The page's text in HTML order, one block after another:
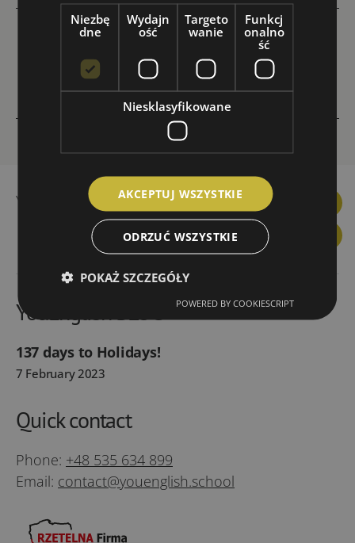
Tongue twisters: 10-sentence Workout Plan to
keep your Polish in shape this Spring
All languages online
YouEnglish prices
Facebook
LinkedinInstagramYouTube
YouEnglish BLOG
137 days to Holidays!
7 February 2023
Quick contact
Phone: +48 535 634 899
Email: contact@youenglish.school
Niezbę
dne
Wydajn
ość
Targeto
wanie
Funkcj
onalno
ść
Niesklasyfikowane
AKCEPTUJ WSZYSTKIE
ODRZUĆ WSZYSTKIE
POKAŻ SZCZEGÓŁY
POWERED BY COOKIESCRIPT